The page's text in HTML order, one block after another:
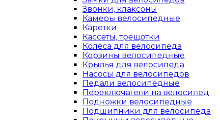
Звонки, клаксоны
Камеры велосипедные
Каретки
Кассеты, трещотки
Колёса для велосипеда
Корзины велосипедные
Крылья для велосипеда
Насосы для велосипедов
Педали велосипедные
Переключатели на велосипед
Подножки велосипедные
Подшипники для велосипеда